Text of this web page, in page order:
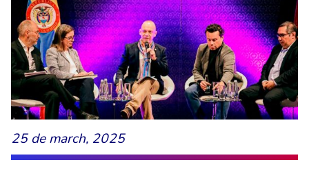
25 de march, 2025